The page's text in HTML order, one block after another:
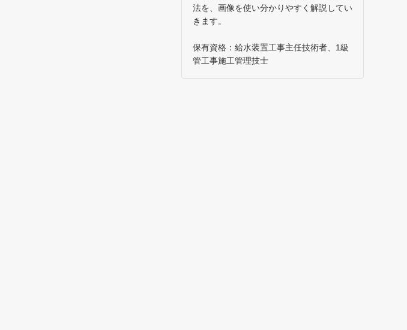
法を、画像を使い分かりやすく解説してい
きます。
保有資格：給水装置工事主任技術者、1級
管工事施工管理技士